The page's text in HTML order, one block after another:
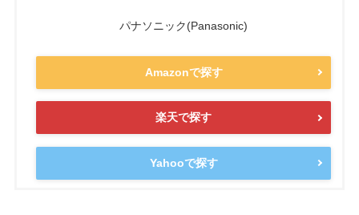
パナソニック(Panasonic)
Amazonで探す
楽天で探す
Yahooで探す